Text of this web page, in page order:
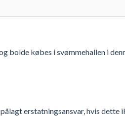
bolde købes i svømmehallen i
erstatningsansvar, hvis dette